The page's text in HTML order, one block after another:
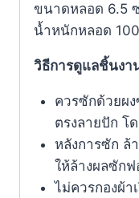
ขนาดหลอด 6.5
น้ำหนักหลอด
วิธีการดูแลชิ้นงา
ควรซักด้วยผ
ตรงลายปัก โ
หลังการซัก ล้
ให้ล้างผลซัก
ไม่ควรกองผ้า